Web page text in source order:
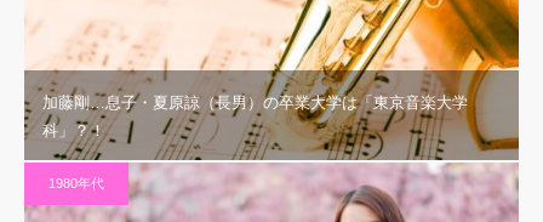
加藤剛…息子・夏原諒（長男）の卒業大学は「東京音楽大学
科」？！
1980年代